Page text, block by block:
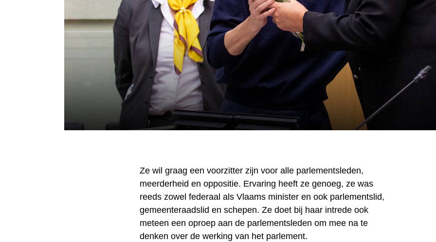
Ze wil graag een voorzitter zijn voor alle parlementsleden,
meerderheid en oppositie. Ervaring heeft ze genoeg, ze was
reeds zowel federaal als Vlaams minister en ook parlementslid,
gemeenteraadslid en schepen. Ze doet bij haar intrede ook
meteen een oproep aan de parlementsleden om mee na te
denken over de werking van het parlement.